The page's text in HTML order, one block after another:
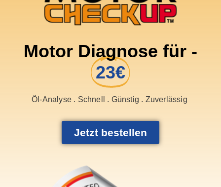
Motor Diagnose für -
23€
Öl-Analyse . Schnell . Günstig . Zuverlässig
Jetzt bestellen